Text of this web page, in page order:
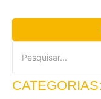
CATEGORIAS: